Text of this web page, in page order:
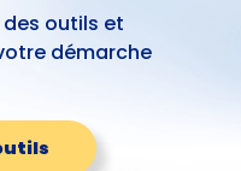
outils et
démarche